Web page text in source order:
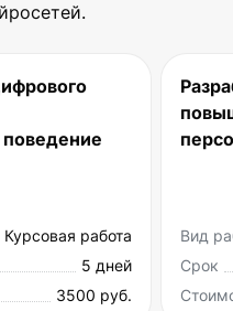
рекомендаций по
мотивации
в IT-компании
Курсовая
7
3100